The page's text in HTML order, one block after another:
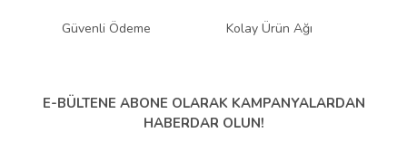
ürününü titiz bir kalite kontrol sürecinden geçirir. Kullanıcı dostu tasarımı
Çeşitlilik ve Uyum: Engo Ekran
Koruyucuları
Güvenli Ödeme Kolay Ürün Ağı
E-BÜLTENE ABONE OLARAK KAMPANYALARDAN
HABERDAR OLUN!